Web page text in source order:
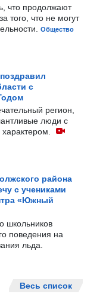
что продолжают
того, что не могут
Общество
с
регион,
люди с
района
с учениками
«Южный
школьников
поведения на
льда.
Весь список